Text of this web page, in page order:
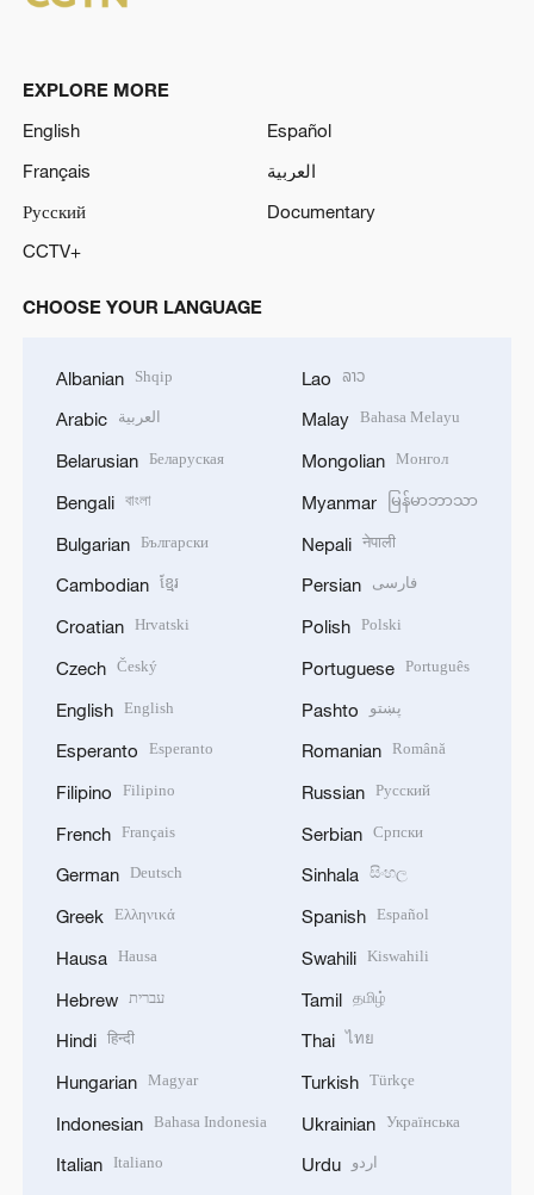
EXPLORE MORE
English
Español
Français
العربية
Русский
Documentary
CCTV+
CHOOSE YOUR LANGUAGE
Albanian Shqip
Arabic العربية
Belarusian Беларуская
Bengali বাংলা
Bulgarian Български
Cambodian ខ្មែរ
Croatian Hrvatski
Czech Český
English English
Esperanto Esperanto
Filipino Filipino
French Français
German Deutsch
Greek Ελληνικά
Hausa Hausa
Hebrew עברית
Hindi हिन्दी
Hungarian Magyar
Indonesian Bahasa Indonesia
Italian Italiano
Lao ລາວ
Malay Bahasa Melayu
Mongolian Монгол
Myanmar မြန်မာဘာသာ
Nepali नेपाली
Persian فارسی
Polish Polski
Portuguese Português
Pashto پښتو
Romanian Română
Russian Русский
Serbian Српски
Sinhala සිංහල
Spanish Español
Swahili Kiswahili
Tamil தமிழ்
Thai ไทย
Turkish Türkçe
Ukrainian Українська
Urdu اردو